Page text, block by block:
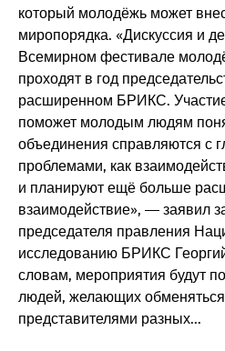
который молодёжь может
миропорядка. «Дискуссия и
Всемирном фестивале
проходят в год
расширенном БРИКС.
поможет молодым людям
объединения справляются с
проблемами, как
и планируют ещё больше
взаимодействие», — заявил
председателя правления
исследованию БРИКС
словам, мероприятия будут
людей, желающих
представителями разных...